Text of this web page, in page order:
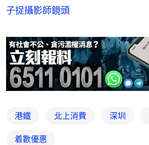
子捉攝影師鏡頭
港鐵 北上消費 深圳
着數優惠